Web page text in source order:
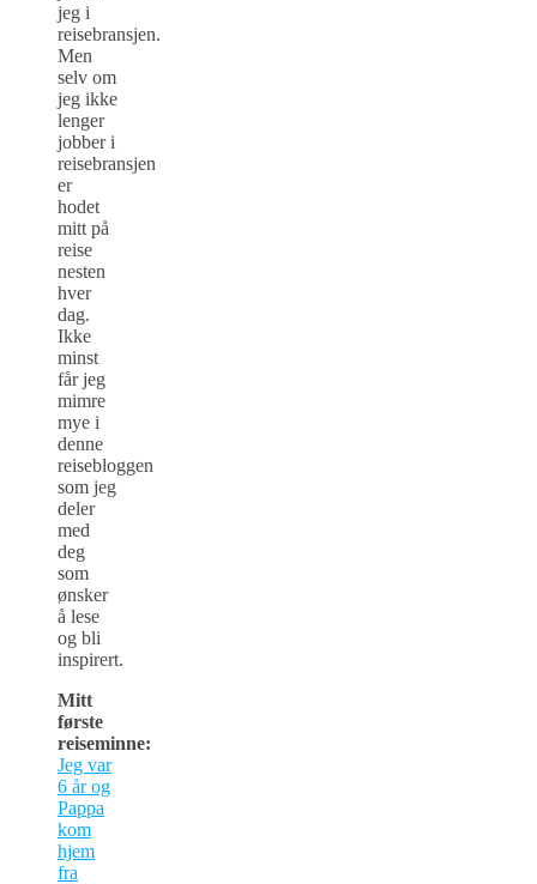
jeg i
reisebransjen.
Men
selv om
jeg ikke
lenger
jobber i
reisebransjen
er
hodet
mitt på
reise
nesten
hver
dag.
Ikke
minst
får jeg
mimre
mye i
denne
reisebloggen
som jeg
deler
med
deg
som
ønsker
å lese
og bli
inspirert.
Mitt
første
reiseminne:
Jeg var
6 år og
Pappa
kom
hjem
fra